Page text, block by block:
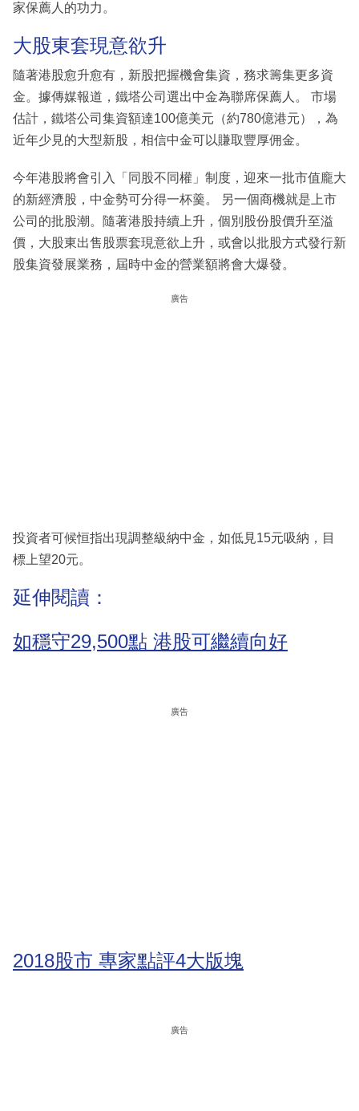
家保薦人的功力。
大股東套現意欲升
隨著港股愈升愈有，新股把握機會集資，務求籌集更多資
金。據傳媒報道，鐵塔公司選出中金為聯席保薦人。 市場
估計，鐵塔公司集資額達100億美元（約780億港元），為
近年少見的大型新股，相信中金可以賺取豐厚佣金。
今年港股將會引入「同股不同權」制度，迎來一批市值龐大
的新經濟股，中金勢可分得一杯羹。 另一個商機就是上市
公司的批股潮。隨著港股持續上升，個別股份股價升至溢
價，大股東出售股票套現意欲上升，或會以批股方式發行新
股集資發展業務，屆時中金的營業額將會大爆發。
廣告
投資者可候恒指出現調整級納中金，如低見15元吸納，目
標上望20元。
延伸閱讀：
如穩守29,500點 港股可繼續向好
廣告
2018股市 專家點評4大版塊
廣告